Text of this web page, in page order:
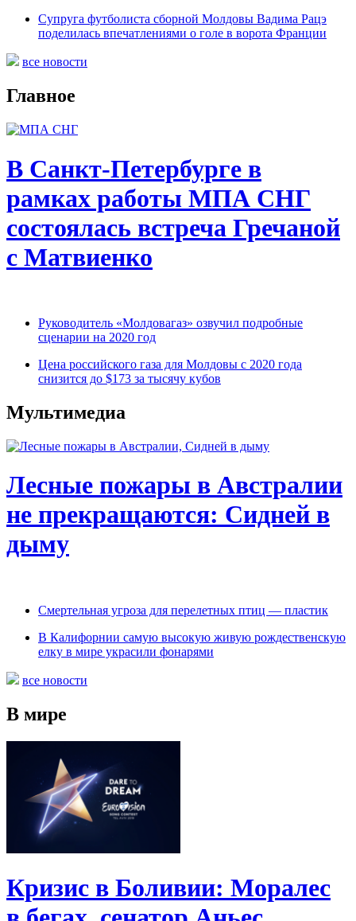
Супруга футболиста сборной Молдовы Вадима Рацэ
поделилась впечатлениями о голе в ворота Франции
все новости
Главное
В Санкт-Петербурге в
рамках работы МПА СНГ
состоялась встреча Гречаной
с Матвиенко
Руководитель «Молдовагаз» озвучил подробные
сценарии на 2020 год
Цена российского газа для Молдовы с 2020 года
снизится до $173 за тысячу кубов
Мультимедиа
Лесные пожары в Австралии
не прекращаются: Сидней в
дыму
Cмертельная угроза для перелетных птиц — пластик
В Калифорнии самую высокую живую рождественскую
елку в мире украсили фонарями
все новости
В мире
Кризис в Боливии: Моралес